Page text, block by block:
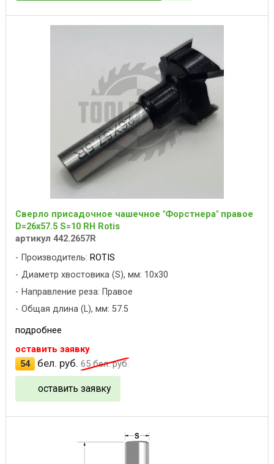
Сверло присадочное чашечное "Форстнера" правое
D=26x57.5 S=10 RH Rotis
артикул 442.2657R
Производитель: ROTIS
Диаметр хвостовика (S), мм: 10x30
Направление реза: Правое
Общая длина (L), мм: 57.5
подробнее
оставить заявку
54
бел. руб. 65бел. руб.
оставить заявку